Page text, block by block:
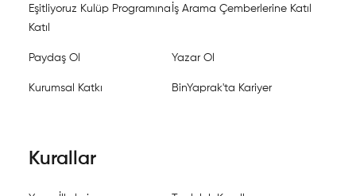
Eşitliyoruz Kulüp Programına
Katıl
İş Arama Çemberlerine Katıl
Paydaş Ol Yazar Ol
Kurumsal Katkı BinYaprak'ta Kariyer
Kurallar